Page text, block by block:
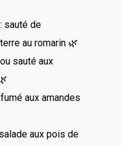
: sauté de
au romarin 🌿
sauté aux
aux amandes
aux pois de